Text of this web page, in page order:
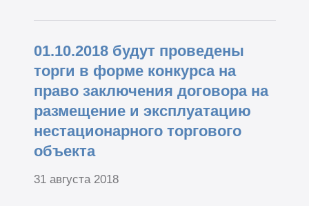
01.10.2018 будут проведены
торги в форме конкурса на
право заключения договора на
размещение и эксплуатацию
нестационарного торгового
объекта
31 августа 2018